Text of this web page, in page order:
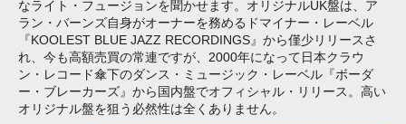
なライト・フュージョンを聞かせます。オリジナルUK盤は、ア
ラン・バーンズ自身がオーナーを務めるドマイナー・レーベル
『KOOLEST BLUE JAZZ RECORDINGS』から僅少リリースさ
れ、今も高額売買の常連ですが、2000年になって日本クラウ
ン・レコード傘下のダンス・ミュージック・レーベル『ボーダ
ー・ブレーカーズ』から国内盤でオフィシャル・リリース。高い
オリジナル盤を狙う必然性は全くありません。